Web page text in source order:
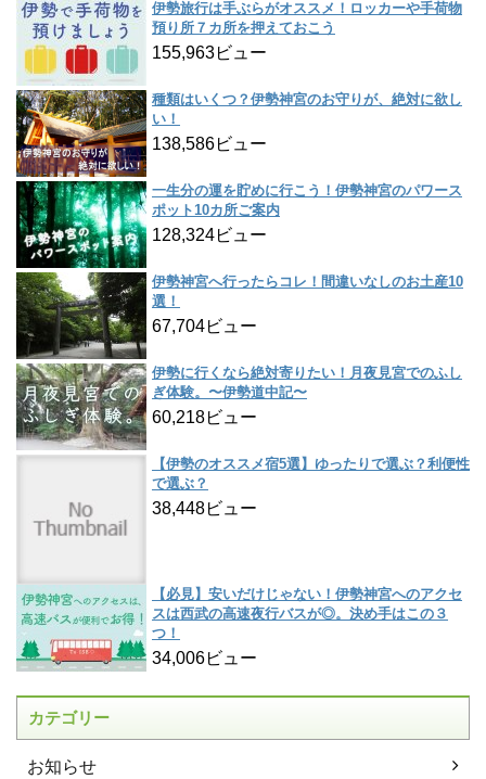
伊勢旅行は手ぶらがオススメ！ロッカーや手荷物
預り所７カ所を押えておこう
155,963ビュー
種類はいくつ？伊勢神宮のお守りが、絶対に欲し
い！
138,586ビュー
一生分の運を貯めに行こう！伊勢神宮のパワース
ポット10カ所ご案内
128,324ビュー
伊勢神宮へ行ったらコレ！間違いなしのお土産10
選！
67,704ビュー
伊勢に行くなら絶対寄りたい！月夜見宮でのふし
ぎ体験。〜伊勢道中記〜
60,218ビュー
【伊勢のオススメ宿5選】ゆったりで選ぶ？利便性
で選ぶ？
38,448ビュー
【必見】安いだけじゃない！伊勢神宮へのアクセ
スは西武の高速夜行バスが◎。決め手はこの３
つ！
34,006ビュー
カテゴリー
お知らせ